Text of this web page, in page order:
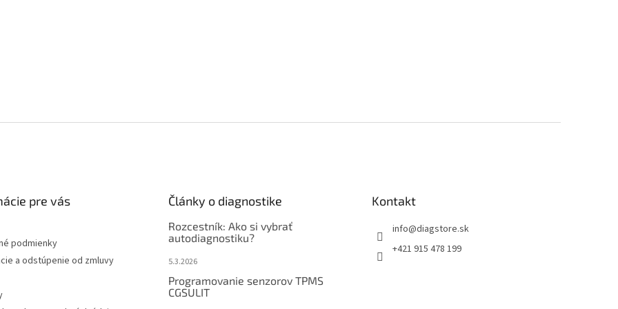
pre vás
podmienky
a odstúpenie od zmluvy
Články o diagnostike
Rozcestník: Ako si vybrať
autodiagnostiku?
5.3.2026
Programovanie senzorov TPMS
CGSULIT
Kontakt
info@diagstore.sk
+421 915 478 199